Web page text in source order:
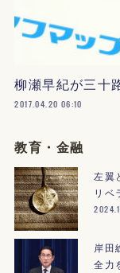
柳瀬早紀が三十
2017.04.20 06:10
教育・金融
左翼
リベ
岸田
全力